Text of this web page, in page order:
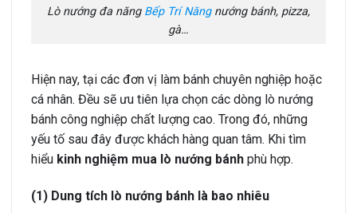
Lò nướng đa năng Bếp Trí Năngnướng bánh, pizza,
gà…
Hiện nay, tại các đơn vị làm bánh chuyên nghiệp hoặc
cá nhân. Đều sẽ ưu tiên lựa chọn các dòng lò nướng
bánh công nghiệp chất lượng cao. Trong đó, những
yếu tố sau đây được khách hàng quan tâm. Khi tìm
hiểu kinh nghiệm mua lò nướng bánh phù hợp.
(1) Dung tích lò nướng bánh là bao nhiêu